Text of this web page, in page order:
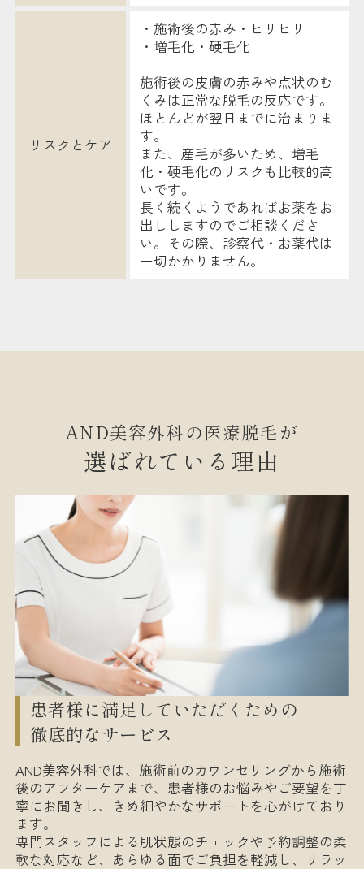
リスクとケア
・施術後の赤み・ヒリヒリ
・増毛化・硬毛化
施術後の皮膚の赤みや点状のむ
くみは正常な脱毛の反応です。
ほとんどが翌日までに治まりま
す。
また、産毛が多いため、増毛
化・硬毛化のリスクも比較的高
いです。
長く続くようであればお薬をお
出ししますのでご相談くださ
い。その際、診察代・お薬代は
一切かかりません。
AND美容外科の医療脱毛が
選ばれている理由
患者様に満足していただくための
徹底的なサービス
AND美容外科では、施術前のカウンセリングから施術
後のアフターケアまで、患者様のお悩みやご要望を丁
寧にお聞きし、きめ細やかなサポートを心がけており
ます。
専門スタッフによる肌状態のチェックや予約調整の柔
軟な対応など、あらゆる面でご負担を軽減し、リラッ